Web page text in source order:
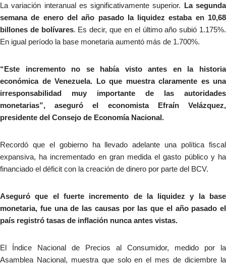
La variación interanual es significativamente superior. La segunda
semana de enero del año pasado la liquidez estaba en 10,68
billones de bolívares. Es decir, que en el último año subió 1.175%.
En igual período la base monetaria aumentó más de 1.700%.
“Este incremento no se había visto antes en la historia
económica de Venezuela. Lo que muestra claramente es una
irresponsabilidad muy importante de las autoridades
monetarias”, aseguró el economista Efraín Velázquez,
presidente del Consejo de Economía Nacional.
Recordó que el gobierno ha llevado adelante una política fiscal
expansiva, ha incrementado en gran medida el gasto público y ha
financiado el déficit con la creación de dinero por parte del BCV.
Aseguró que el fuerte incremento de la liquidez y la base
monetaria, fue una de las causas por las que el año pasado el
país registró tasas de inflación nunca antes vistas.
El Índice Nacional de Precios al Consumidor, medido por la
Asamblea Nacional, muestra que solo en el mes de diciembre la